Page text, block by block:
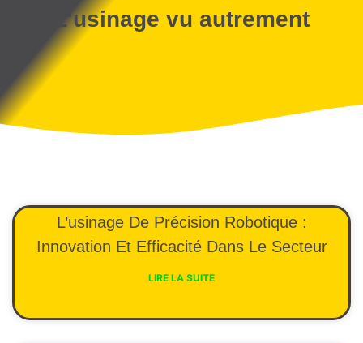
L'usinage vu autrement
L’usinage De Précision Robotique :
Innovation Et Efficacité Dans Le Secteur
LIRE LA SUITE